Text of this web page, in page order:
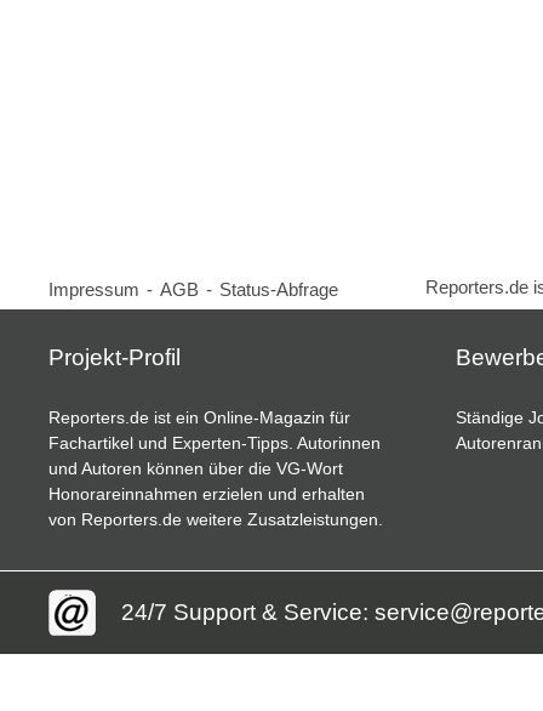
Impressum - AGB - Status-Abfrage Reporters.de
Projekt-Profil
Reporters.de ist ein Online-Magazin für
Fachartikel und Experten-Tipps. Autorinnen
und Autoren können über die VG-Wort
Honorareinnahmen erzielen und erhalten
von Reporters.de weitere Zusatzleistungen.
Ständige
24/7 Support & Service: